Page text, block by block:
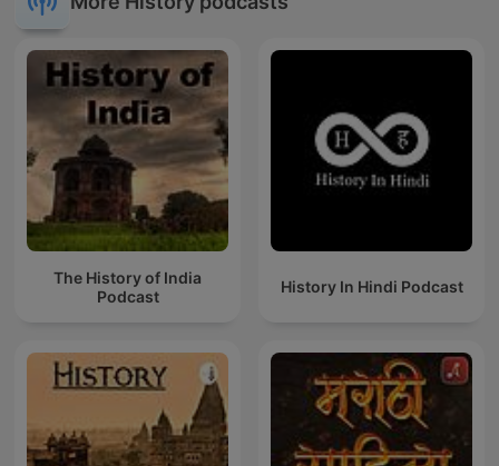
The History of India
Podcast
History In Hindi Podcast